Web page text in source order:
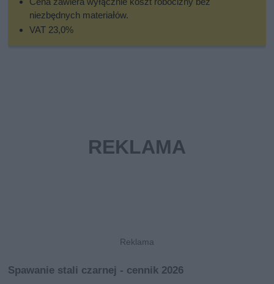
niezbędnych materiałów.
VAT 23,0%
Spawanie stali czarnej - cennik 2026